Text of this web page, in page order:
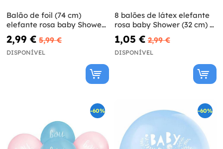
Balão de foil (74 cm)
elefante rosa baby Shower-
Pink Floral Elephant
2,99 € 5,99 €
DISPONÍVEL
8 balões de látex elefante
rosa baby Shower (32 cm) -
Pink Floral Elephant
1,05 € 2,99 €
DISPONÍVEL
-60% -60%